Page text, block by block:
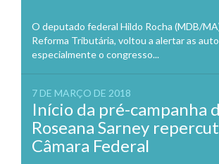
O deputado federal Hildo Rocha (MDB/
Reforma Tributária, voltou a alertar as
especialmente o congresso...
7 DE MARÇO DE 2018
Início da pré-campanha
Roseana Sarney
Câmara Federal